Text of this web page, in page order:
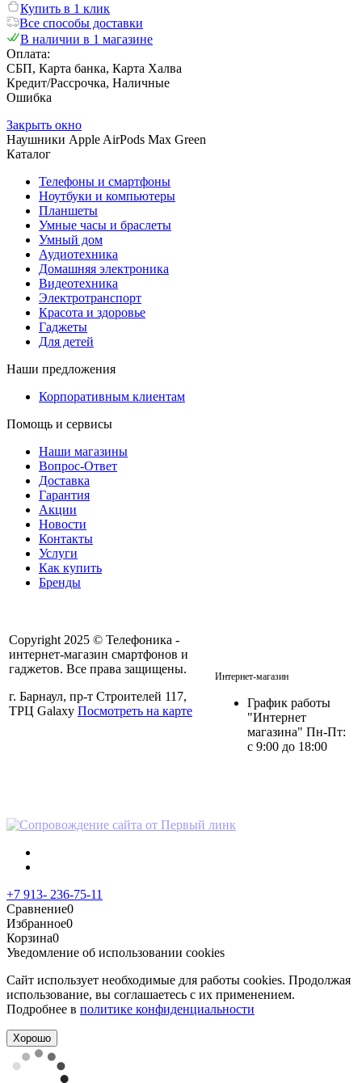
Купить в 1 клик
Все способы доставки
В наличии в 1 магазине
Оплата:
СБП, Карта банка, Карта Халва
Кредит/Рассрочка, Наличные
Ошибка
Закрыть окно
Наушники Apple AirPods Max Green
Каталог
Телефоны и смартфоны
Ноутбуки и компьютеры
Планшеты
Умные часы и браслеты
Умный дом
Аудиотехника
Домашняя электроника
Видеотехника
Электротранспорт
Красота и здоровье
Гаджеты
Для детей
Наши предложения
Корпоративным клиентам
Помощь и сервисы
Наши магазины
Вопрос-Ответ
Доставка
Гарантия
Акции
Новости
Контакты
Услуги
Как купить
Бренды
Copyright 2025 © Телефоника -
интернет-магазин смартфонов и
гаджетов. Все права защищены.
г. Барнаул, пр-т Строителей 117,
ТРЦ Galaxy Посмотреть на карте
Интернет-магазин
График работы
"Интернет
магазина" Пн-Пт:
с 9:00 до 18:00
+7 913- 236-75-11
Сравнение0
Избранное0
Корзина0
Уведомление об использовании cookies
Сайт использует необходимые для работы cookies. Продолжая
использование, вы соглашаетесь с их применением.
Подробнее в политике конфиденциальности
Хорошо